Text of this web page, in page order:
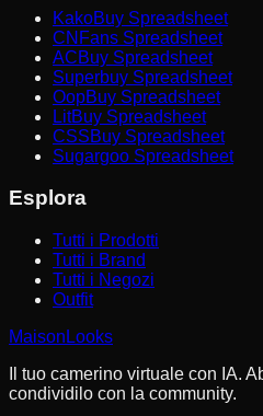
KakoBuy Spreadsheet
CNFans Spreadsheet
ACBuy Spreadsheet
Superbuy Spreadsheet
OopBuy Spreadsheet
LitBuy Spreadsheet
CSSBuy Spreadsheet
Sugargoo Spreadsheet
Esplora
Tutti i Prodotti
Tutti i Brand
Tutti i Negozi
Outfit
MaisonLooks
Il tuo camerino virtuale con IA.
condividilo con la community.